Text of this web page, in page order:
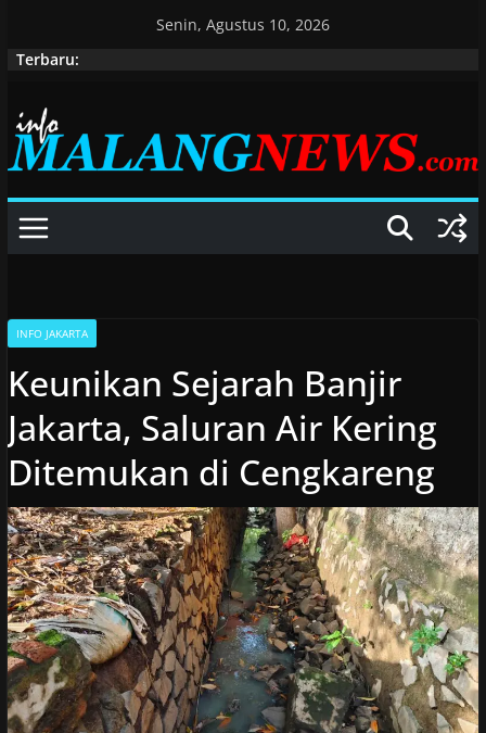
Senin, Agustus 10, 2026
Terbaru:
INFO JAKARTA
Keunikan Sejarah Banjir
Jakarta, Saluran Air Kering
Ditemukan di Cengkareng